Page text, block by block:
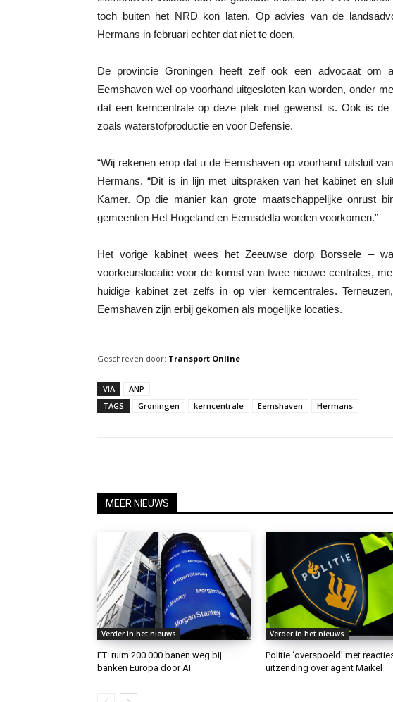
toch buiten het NRD kon laten. Op advies van de
Hermans in februari echter dat niet te doen.
De provincie Groningen heeft zelf ook een advocaat om
Eemshaven wel op voorhand uitgesloten kan worden, onder
dat een kerncentrale op deze plek niet gewenst is. Ook is
zoals waterstofproductie en voor Defensie.
“Wij rekenen erop dat u de Eemshaven op voorhand uitsluit
Hermans. “Dit is in lijn met uitspraken van het kabinet en
Kamer. Op die manier kan grote maatschappelijke onrust
gemeenten Het Hogeland en Eemsdelta worden voorkomen.”
Het vorige kabinet wees het Zeeuwse dorp Borssele –
voorkeurslocatie voor de komst van twee nieuwe centrales,
huidige kabinet zet zelfs in op vier kerncentrales.
Eemshaven zijn erbij gekomen als mogelijke locaties.
Geschreven door: Transport Online
VIA
ANP
TAGS
Groningen kerncentrale Eemshaven Hermans
MEER NIEUWS
Verder in het nieuws
FT: ruim 200.000 banen weg bij
banken Europa door AI
Verder in het nieuws
Politie ‘overspoeld’ met
uitzending over agent Maikel